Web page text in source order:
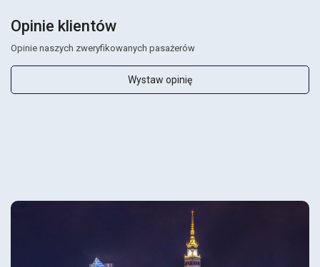
Opinie klientów
Opinie naszych zweryfikowanych pasażerów
Wystaw opinię